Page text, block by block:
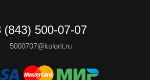
(843) 500-07-07
5000707@kolorit.ru